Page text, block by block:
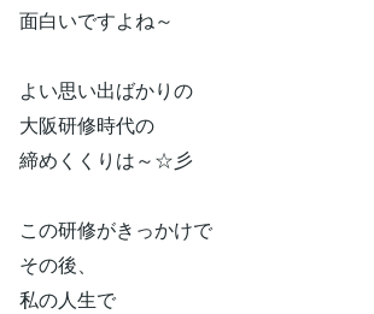
面白いですよね～
よい思い出ばかりの
大阪研修時代の
締めくくりは～☆彡
この研修がきっかけで
その後、
私の人生で